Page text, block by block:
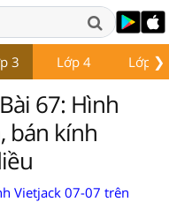
❯
3 Lớp 4 Lớp 5
67: Hình
bán kính
Vietjack 07-07 trên